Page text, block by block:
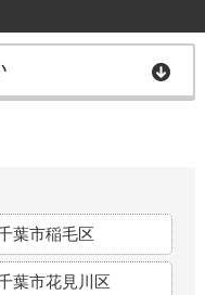
葉市稲毛区
葉市花見川区